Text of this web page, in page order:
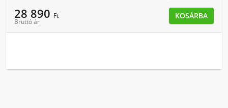
28 890 Ft
Bruttó ár
KOSÁRBA